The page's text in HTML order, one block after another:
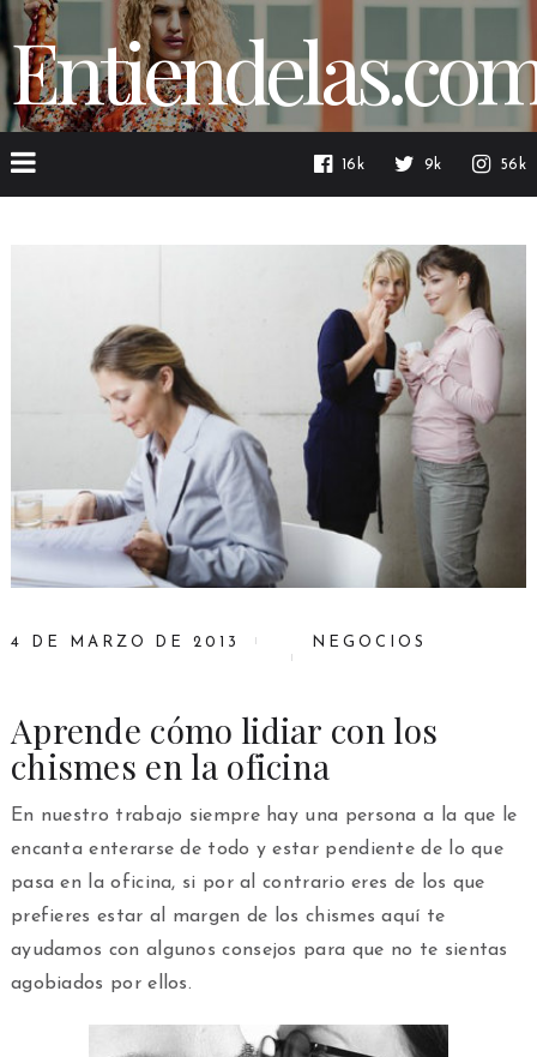
16k 9k 56k
4 DE MARZO DE 2013 NEGOCIOS
Aprende cómo lidiar con los
chismes en la oficina
En nuestro trabajo siempre hay una persona a la que le
encanta enterarse de todo y estar pendiente de lo que
pasa en la oficina, si por al contrario eres de los que
prefieres estar al margen de los chismes aquí te
ayudamos con algunos consejos para que no te sientas
agobiados por ellos.